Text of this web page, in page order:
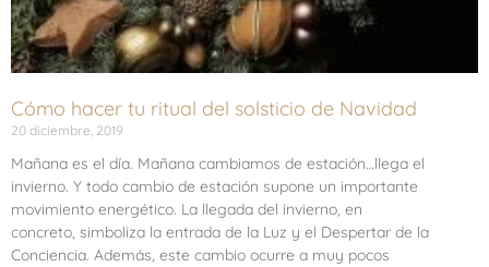
Cómo hacer tu ritual del solsticio de Navidad
20 diciembre, 2019
Mañana es el día. Mañana cambiamos de estación…llega el
invierno. Y todo cambio de estación supone un importante
movimiento energético. La llegada del invierno, en
concreto, simboliza la entrada de la Luz y el Despertar de la
Conciencia. Además, este cambio ocurre a muy pocos